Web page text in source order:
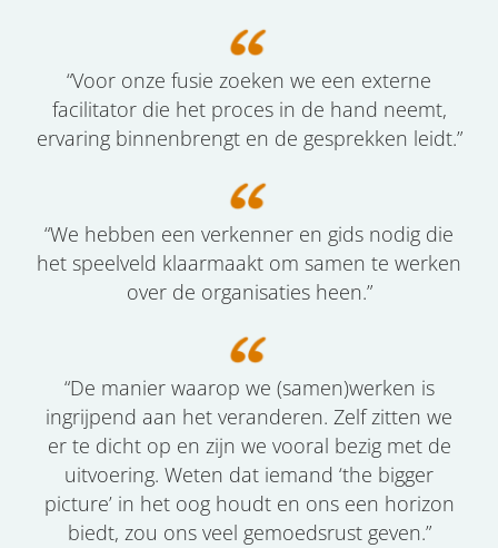
“Voor onze fusie zoeken we een externe
facilitator die het proces in de hand neemt,
ervaring binnenbrengt en de gesprekken leidt.”
“We hebben een verkenner en gids nodig die
het speelveld klaarmaakt om samen te werken
over de organisaties heen.”
“De manier waarop we (samen)werken is
ingrijpend aan het veranderen. Zelf zitten we
er te dicht op en zijn we vooral bezig met de
uitvoering. Weten dat iemand ‘the bigger
picture’ in het oog houdt en ons een horizon
biedt, zou ons veel gemoedsrust geven.”